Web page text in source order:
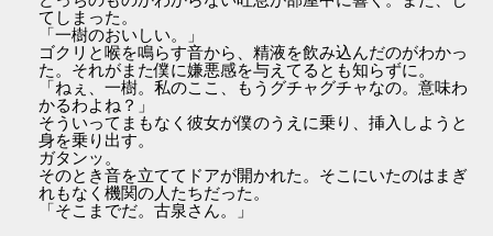
てしまった。
「一樹のおいしい。」
ゴクリと喉を鳴らす音から、精液を飲み込んだのがわかっ
た。それがまた僕に嫌悪感を与えてるとも知らずに。
「ねぇ、一樹。私のここ、もうグチャグチャなの。意味わ
かるわよね？」
そういってまもなく彼女が僕のうえに乗り、挿入しようと
身を乗り出す。
ガタンッ。
そのとき音を立ててドアが開かれた。そこにいたのはまぎ
れもなく機関の人たちだった。
「そこまでだ。古泉さん。」